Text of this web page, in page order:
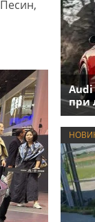
при